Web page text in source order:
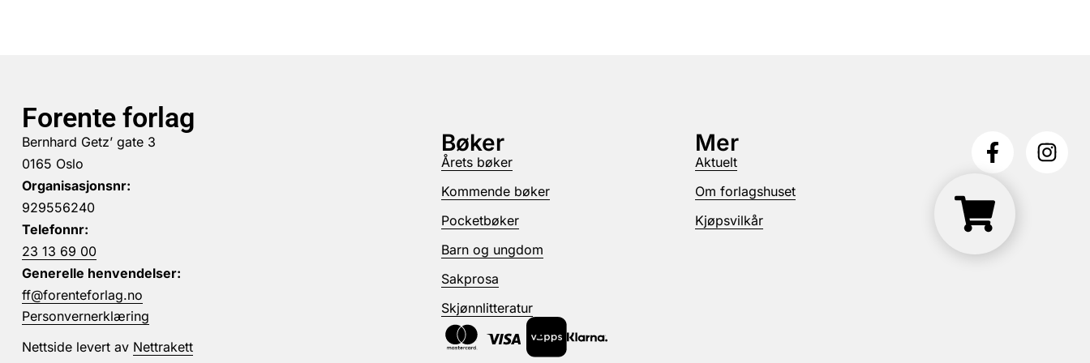
Forente forlag
Bernhard Getz’ gate 3
0165 Oslo
Organisasjonsnr:
929556240
Telefonnr:
23 13 69 00
Generelle henvendelser:
ff@forenteforlag.no
Personvernerklæring
Nettside levert av Nettrakett
Bøker
Årets bøker
Kommende bøker
Pocketbøker
Barn og ungdom
Sakprosa
Skjønnlitteratur
Mer
Aktuelt
Om forlagshuset
Kjøpsvilkår